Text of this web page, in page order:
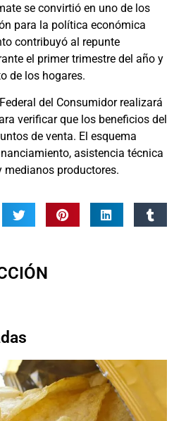
se convirtió en uno de los
para la política económica
contribuyó al repunte
el primer trimestre del año y
de los hogares.
del Consumidor realizará
verificar que los beneficios del
de venta. El esquema
asistencia técnica
medianos productores.